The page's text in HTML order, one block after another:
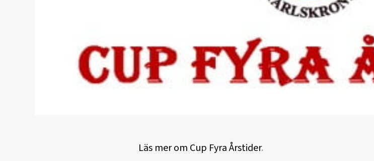
Läs mer om Cup Fyra Årstider.